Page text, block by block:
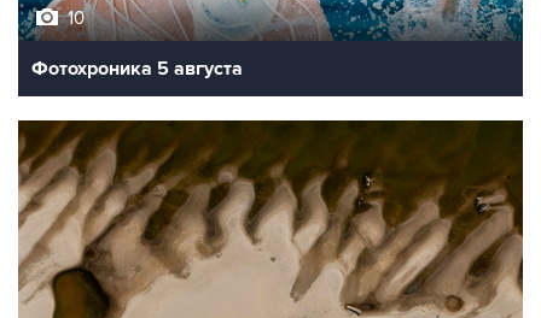
10
Фотохроника 5 августа